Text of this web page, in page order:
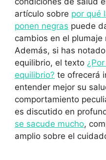
artículo sobre por qué
ponen negras puede
cambios en el
Además, si has
equilibrio, el texto
equilibrio? te ofrecerá
entender mejor su
comportamiento
es discutido en
se sacude mucho,
amplio sobre el